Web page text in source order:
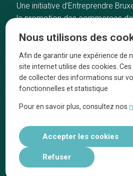
Une initiative d’Entreprendre
la promotion des commerces de
Accueil
Bonnes adresses
Quartiers
Blog
Tops 10
A
On
Nous utilisons des
Afin de garantir une expérience de
site internet utilise des cookies.
de collecter des informations sur
fonctionnelles et statistique
Pour en savoir plus, consultez nos
Accepter les cookies
Refuser